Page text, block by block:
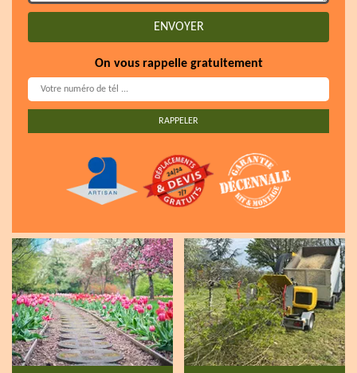
On vous rappelle gratuitement